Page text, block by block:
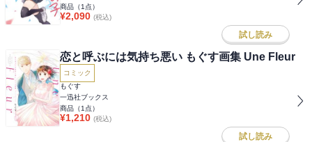
商品（1 点）
¥2,090 (税込)
試し読み
恋と呼ぶには気持ち悪い もぐす画集 Une Fleur
コミック
もぐす
一迅社ブックス
商品（1 点）
¥1,210 (税込)
試し読み